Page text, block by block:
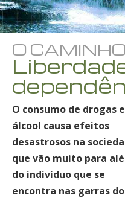
O
O consumo de drogas e
álcool causa efeitos
desastrosos na
que vão muito para
do indivíduo que se
encontra nas garras do